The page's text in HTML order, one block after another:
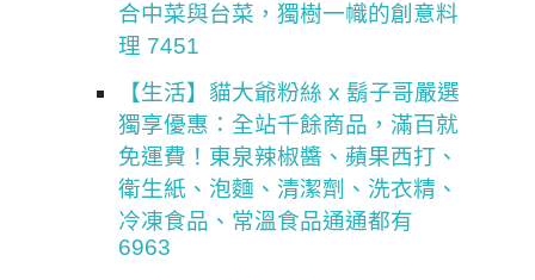
合中菜與台菜，獨樹一幟的創意料
理 7451
【生活】貓大爺粉絲 x 鬍子哥嚴選
獨享優惠：全站千餘商品，滿百就
免運費！東泉辣椒醬、蘋果西打、
衛生紙、泡麵、清潔劑、洗衣精、
冷凍食品、常溫食品通通都有
6963